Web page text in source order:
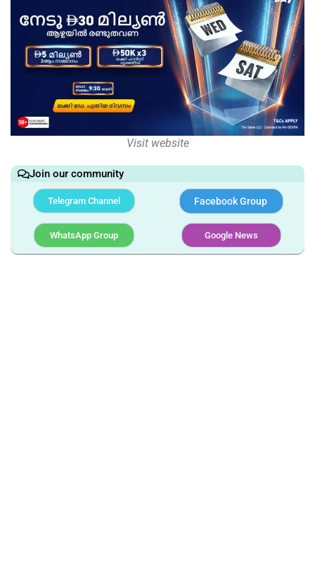
Visit website
Join our community
Telegram Channel Facebook Group
WhatsApp Group Google News